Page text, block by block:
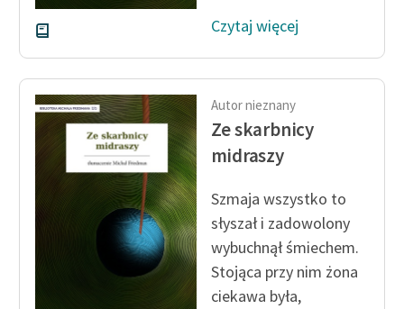
Czytaj więcej
Autor nieznany
Ze skarbnicy
midraszy
Szmaja wszystko to
słyszał i zadowolony
wybuchnął śmiechem.
Stojąca przy nim żona
ciekawa była,